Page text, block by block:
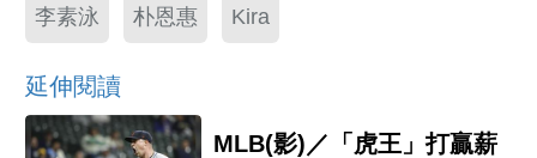
李素泳 朴恩惠 Kira
延伸閱讀
MLB(影)／「虎王」打贏薪